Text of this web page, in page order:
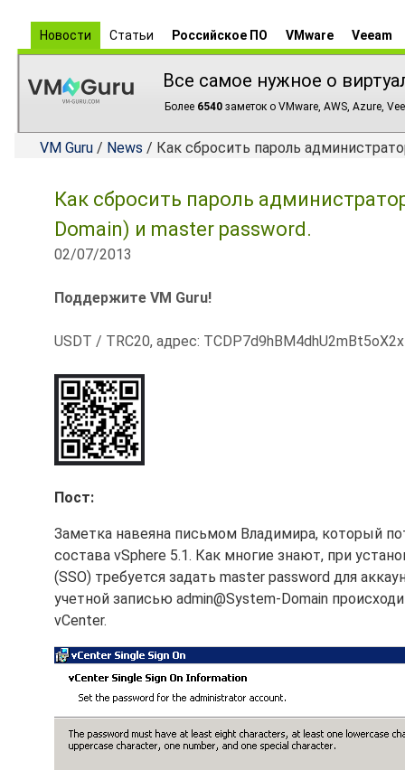
Новости Статьи Российское ПО VMware Veeam
Все самое нужное о
Более 6540 заметок о VMware, AWS, Azure,
VM Guru / News / Как сбросить пароль
Как сбросить пароль
Domain) и master password.
02/07/2013
Поддержите VM Guru!
USDT / TRC20, адрес:
Пост:
Заметка навеяна письмом Владимира, который
состава vSphere 5.1. Как многие знают, при
(SSO) требуется задать master password для
учетной записью admin@System-Domain
vCenter.